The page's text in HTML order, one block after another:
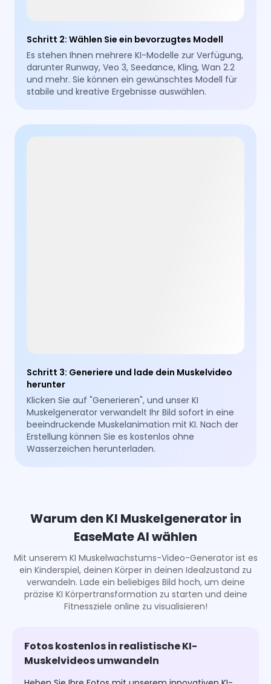
Schritt 2:Wählen Sie ein bevorzugtes Modell
Es stehen Ihnen mehrere KI-Modelle zur Verfügung,
darunter Runway, Veo 3, Seedance, Kling, Wan 2.2
und mehr. Sie können ein gewünschtes Modell für
stabile und kreative Ergebnisse auswählen.
Schritt 3: Generiere und lade dein Muskelvideo
herunter
Klicken Sie auf "Generieren", und unser KI
Muskelgenerator verwandelt Ihr Bild sofort in eine
beeindruckende Muskelanimation mit KI. Nach der
Erstellung können Sie es kostenlos ohne
Wasserzeichen herunterladen.
Warum den KI Muskelgenerator in
EaseMate AI wählen
Mit unserem KI Muskelwachstums-Video-Generator ist es
ein Kinderspiel, deinen Körper in deinen Idealzustand zu
verwandeln. Lade ein beliebiges Bild hoch, um deine
präzise KI Körpertransformation zu starten und deine
Fitnessziele online zu visualisieren!
Fotos kostenlos in realistische KI-
Muskelvideos umwandeln